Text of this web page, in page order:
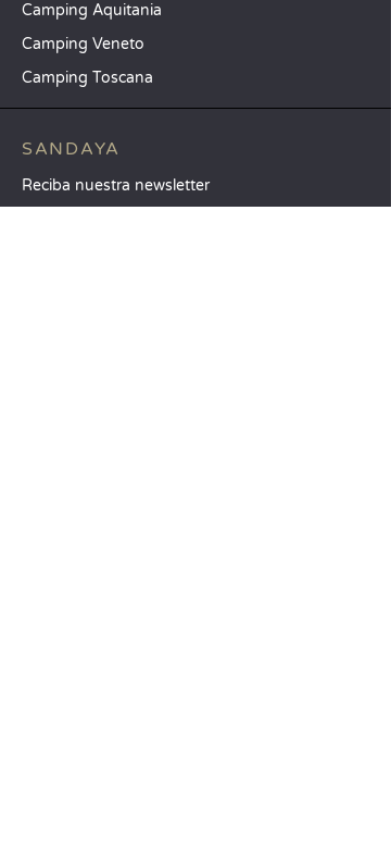
Camping Aquitania
Camping Veneto
Camping Toscana
SANDAYA
Reciba nuestra newsletter